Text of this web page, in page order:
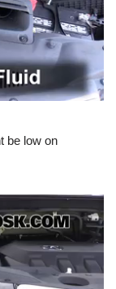
be low on